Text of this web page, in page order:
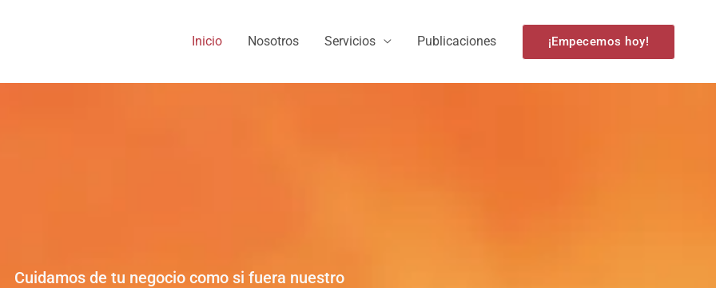
Inicio Nosotros Servicios Publicaciones ¡Empecemos hoy!
Cuidamos de tu negocio como si fuera nuestro